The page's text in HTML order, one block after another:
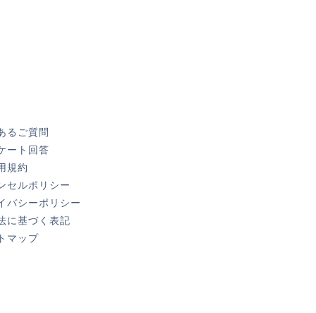
るご質問
ート回答
規約
セルポリシー
バシーポリシー
に基づく表記
マップ